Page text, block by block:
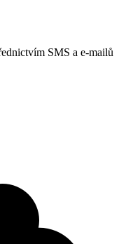
SMS a e-mailů